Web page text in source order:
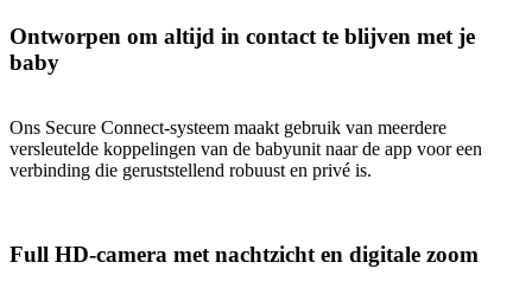
Ontworpen om altijd in contact te blijven met je
baby
Ons Secure Connect-systeem maakt gebruik van meerdere
versleutelde koppelingen van de babyunit naar de app voor een
verbinding die geruststellend robuust en privé is.
Full HD-camera met nachtzicht en digitale zoom